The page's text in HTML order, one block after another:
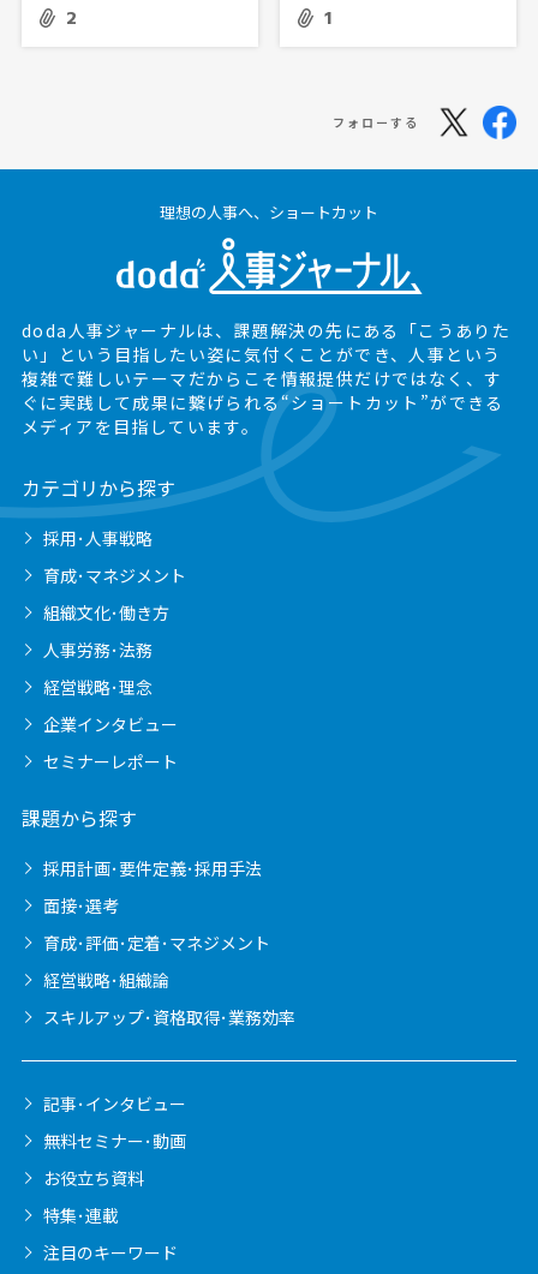
2 1
フォローする
理想の人事へ、ショートカット
doda人事ジャーナルは、課題解決の先にある
「こうありた
い」という目指したい姿に気付くことができ、 人事という
複雑で難しいテーマだからこそ情報提供だけではなく、 す
ぐに実践して成果に繋げられる“ショートカット”ができる
メディアを目指しています。
カテゴリから探す
採用･人事戦略
育成･マネジメント
組織文化･働き方
人事労務･法務
経営戦略･理念
企業インタビュー
セミナーレポート
課題から探す
採用計画･要件定義･採用手法
面接･選考
育成･評価･定着･マネジメント
経営戦略･組織論
スキルアップ･資格取得･業務効率
記事･インタビュー
無料セミナー･動画
お役立ち資料
特集･連載
注目のキーワード